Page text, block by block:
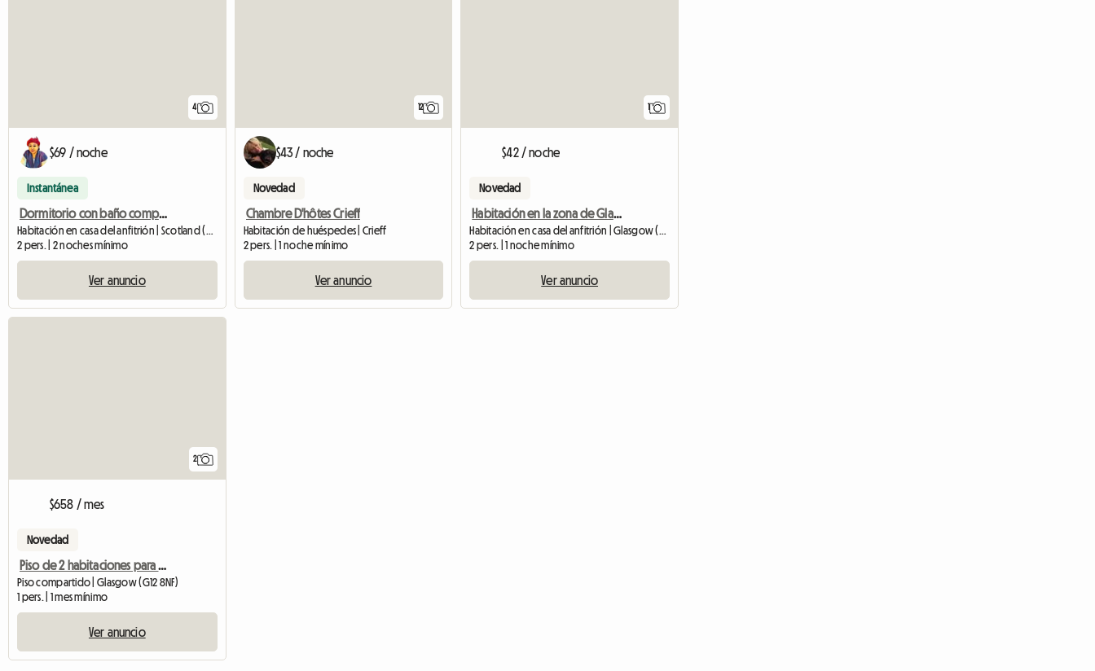
4
$69 / noche
Instantánea
Dormitorio con baño compartido Dundee
Habitación en casa del anfitrión | Scotland (DD3 6TT) | 10 M2
2 pers. | 2 noches mínimo
Ver anuncio
12
$43 / noche
Novedad
Chambre D'hôtes Crieff
Habitación de huéspedes | Crieff
2 pers. | 1 noche mínimo
Ver anuncio
1
$42 / noche
Novedad
Habitación en la zona de Glasgow G1
Habitación en casa del anfitrión | Glasgow (G1 1HE)
2 pers. | 1 noche mínimo
Ver anuncio
2
$658 / mes
Novedad
Piso de 2 habitaciones para compartir junto a Gl
Piso compartido | Glasgow (G12 8NF)
1 pers. | 1 mes mínimo
Ver anuncio